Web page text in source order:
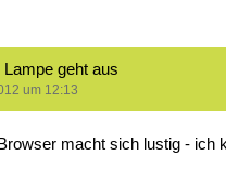
geht aus
um 12:13
macht sich lustig - ich